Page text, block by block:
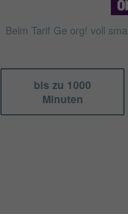
Beim Tarif Ge org! voll
bis zu 1000
Minuten